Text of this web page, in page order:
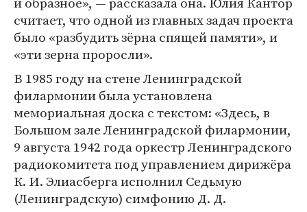
считает, что одной из главных задач проекта
было «разбудить зёрна спящей памяти», и
«эти зерна проросли».
В 1985 году на стене Ленинградской
филармонии была установлена
мемориальная доска с текстом: «Здесь, в
Большом зале Ленинградской филармонии,
9 августа 1942 года оркестр Ленинградского
радиокомитета под управлением дирижёра
К. И. Элиасберга исполнил Седьмую
(Ленинградскую) симфонию Д. Д.